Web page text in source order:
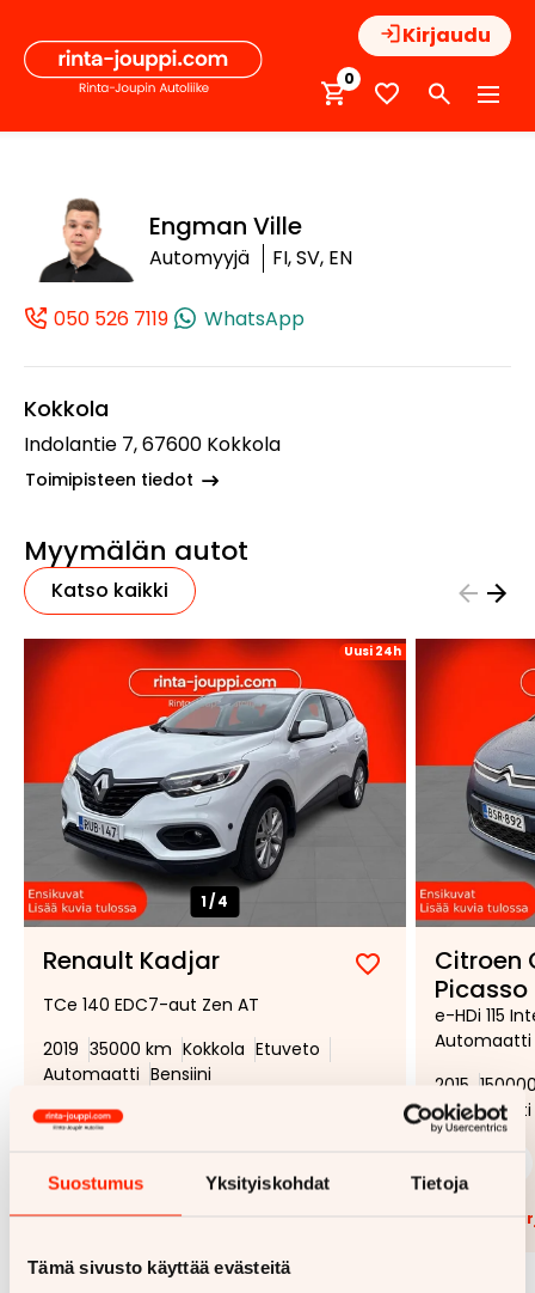
Suostumus Yksityiskohdat Tietoja
Tämä sivusto käyttää evästeitä
sisältöön
Kirjaudu
0
Engman Ville
Automyyjä FI, SV, EN
050 526 7119
(+358505267119, 0505267119, +358 50
WhatsApp
Kokkola
Indolantie 7, 67600 Kokkola
Toimipisteen tiedot
Myymälän autot
Katso kaikki
Uusi 24h
1/4
Renault Kadjar
Lisää
suosikiksi
Poista
suosikeista
TCe 140 EDC7-aut Zen AT
2019 35000 km Kokkola Etuveto
Automaatti Bensiini
Lisää tarjouspyyntöön
Citroen
Picasso
e-HDi 115
Automaatti
2015
Automaatti
Lisää